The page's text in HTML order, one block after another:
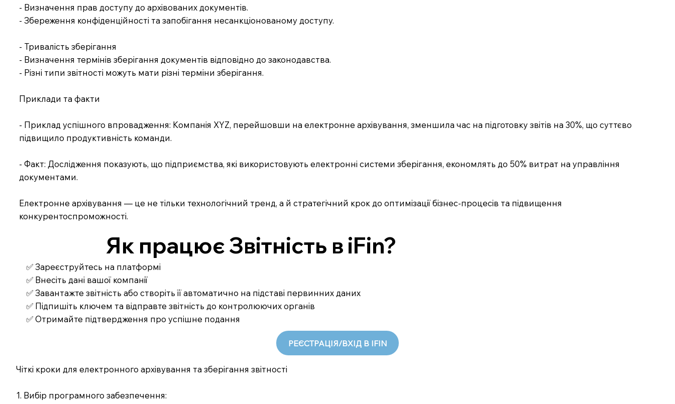
- Визначення прав доступу до архівованих документів.
- Збереження конфіденційності та запобігання несанкціонованому доступу.
- Тривалість зберігання
- Визначення термінів зберігання документів відповідно до законодавства.
- Різні типи звітності можуть мати різні терміни зберігання.
Приклади та факти
- Приклад успішного впровадження: Компанія XYZ, перейшовши на електронне архівування, зменшила час на підготовку звітів на 30%, що суттєво
підвищило продуктивність команди.
- Факт: Дослідження показують, що підприємства, які використовують електронні системи зберігання, економлять до 50% витрат на управління
документами.
Електронне архівування — це не тільки технологічний тренд, а й стратегічний крок до оптимізації бізнес-процесів та підвищення
конкурентоспроможності.
Як працює Звітність в iFin?
✅ Зареєструйтесь на платформі
✅ Внесіть дані вашої компанії
✅ Завантажте звітність або створіть її автоматично на підставі первинних даних
✅ Підпишіть ключем та відправте звітність до контролюючих органів
✅ Отримайте підтвердження про успішне подання
РЕЄСТРАЦІЯ/ВХІД В IFIN
Чіткі кроки для електронного архівування та зберігання звітності
1. Вибір програмного забезпечення: